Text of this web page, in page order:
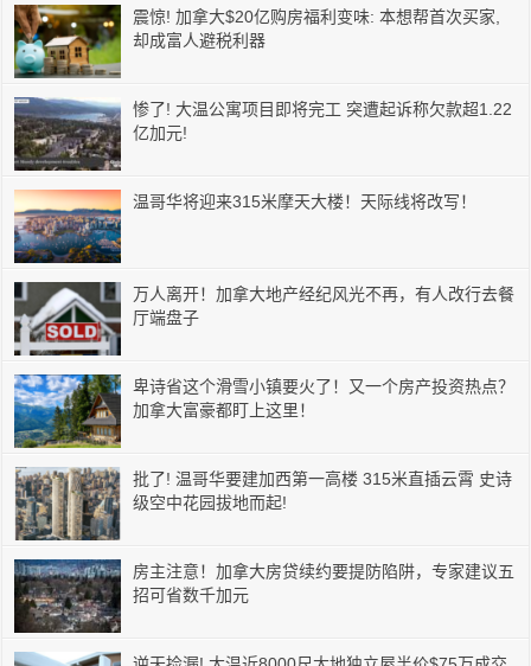
震惊! 加拿大$20亿购房福利变味: 本想帮首次买家,
却成富人避税利器
惨了! 大温公寓项目即将完工 突遭起诉称欠款超1.22
亿加元!
温哥华将迎来315米摩天大楼！天际线将改写！
万人离开！加拿大地产经纪风光不再，有人改行去餐
厅端盘子
卑诗省这个滑雪小镇要火了！又一个房产投资热点？
加拿大富豪都盯上这里！
批了! 温哥华要建加西第一高楼 315米直插云霄 史诗
级空中花园拔地而起!
房主注意！加拿大房贷续约要提防陷阱，专家建议五
招可省数千加元